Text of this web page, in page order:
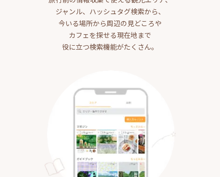
ジャンル、ハッシュタグ検索から、
今いる場所から周辺の見どころや
カフェを探せる現在地まで
役に立つ検索機能がたくさん。